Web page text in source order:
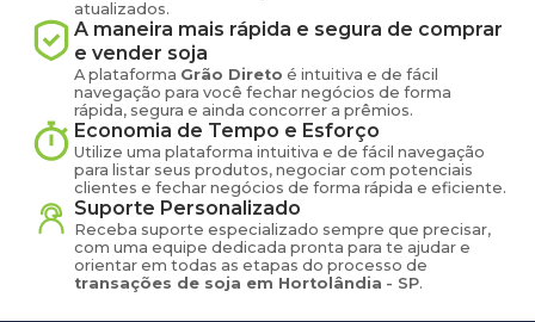
atualizados.
A maneira mais rápida e segura de comprar
e vender soja
A plataforma Grão Direto é intuitiva e de fácil
navegação para você fechar negócios de forma
rápida, segura e ainda concorrer a prêmios.
Economia de Tempo e Esforço
Utilize uma plataforma intuitiva e de fácil navegação
para listar seus produtos, negociar com potenciais
clientes e fechar negócios de forma rápida e eficiente.
Suporte Personalizado
Receba suporte especializado sempre que precisar,
com uma equipe dedicada pronta para te ajudar e
orientar em todas as etapas do processo de
transações de soja em Hortolândia - SP.